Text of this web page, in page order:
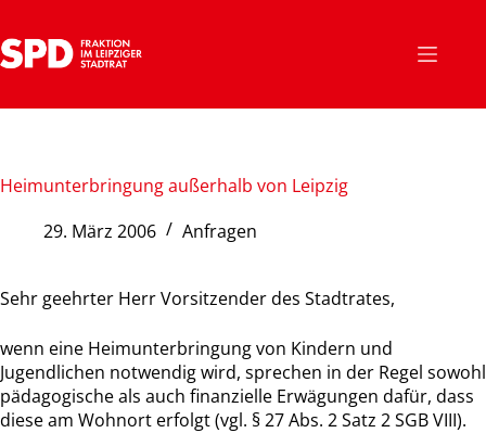
Inhalt
springen
Heimunterbringung außerhalb von Leipzig
29. März 2006
Anfragen
Sehr geehrter Herr Vorsitzender des Stadtrates,
wenn eine Heimunterbringung von Kindern und
Jugendlichen notwendig wird, sprechen in der Regel sowohl
pädagogische als auch finanzielle Erwägungen dafür, dass
diese am Wohnort erfolgt (vgl. § 27 Abs. 2 Satz 2 SGB VIII).